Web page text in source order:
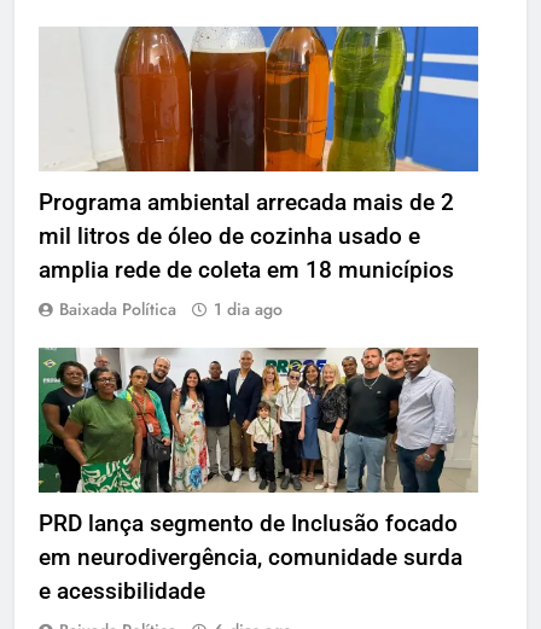
Programa ambiental arrecada mais de 2
mil litros de óleo de cozinha usado e
amplia rede de coleta em 18 municípios
Baixada Política 1 dia ago
PRD lança segmento de Inclusão focado
em neurodivergência, comunidade surda
e acessibilidade